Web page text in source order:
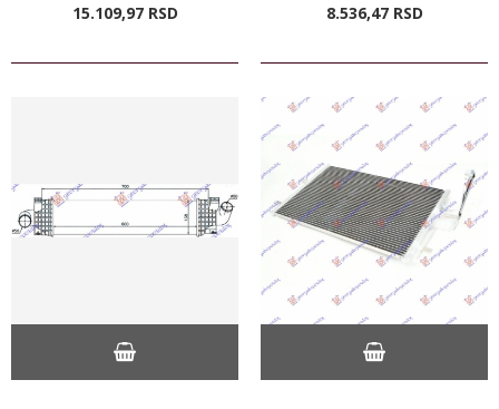
15.109,97 RSD 8.536,47 RSD